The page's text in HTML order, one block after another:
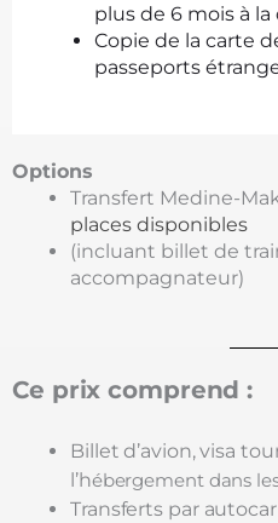
plus de 6 mois à
Copie de la carte
passeports
Options
Transfert Medine-
places disponibles
(incluant billet de
accompagnateur)
Ce prix comprend :
Billet d’avion, visa
l’hébergement dans
Transferts par